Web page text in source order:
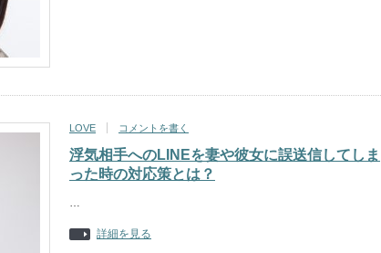
LOVE コメントを書く
浮気相手へのLINEを妻や彼女に誤送信してしま
った時の対応策とは？
…
詳細を見る